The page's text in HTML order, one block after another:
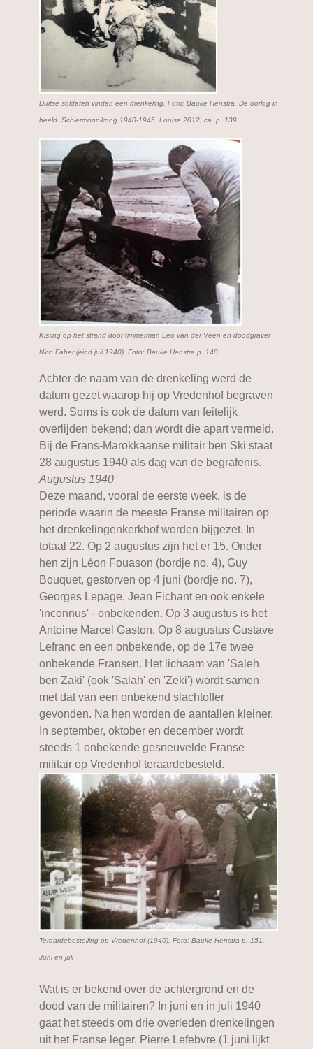
Duitse soldaten vinden een drenkeling. Foto: Bauke Henstra, De oorlog in
beeld. Schiermonnikoog 1940-1945. Louise 2012, ca. p. 139
Kisting op het strand door timmerman Leo van der Veen en doodgraver
Nico Faber (eind juli 1940). Foto: Bauke Henstra p. 140
Achter de naam van de drenkeling werd de
datum gezet waarop hij op Vredenhof begraven
werd. Soms is ook de datum van feitelijk
overlijden bekend; dan wordt die apart vermeld.
Bij de Frans-Marokkaanse militair ben Ski staat
28 augustus 1940 als dag van de begrafenis.
Augustus 1940
Deze maand, vooral de eerste week, is de
periode waarin de meeste Franse militairen op
het drenkelingenkerkhof worden bijgezet. In
totaal 22. Op 2 augustus zijn het er 15. Onder
hen zijn Léon Fouason (bordje no. 4), Guy
Bouquet, gestorven op 4 juni (bordje no. 7),
Georges Lepage, Jean Fichant en ook enkele
'inconnus' - onbekenden. Op 3 augustus is het
Antoine Marcel Gaston. Op 8 augustus Gustave
Lefranc en een onbekende, op de 17e twee
onbekende Fransen. Het lichaam van 'Saleh
ben Zaki' (ook 'Salah' en 'Zeki') wordt samen
met dat van een onbekend slachtoffer
gevonden. Na hen worden de aantallen kleiner.
In september, oktober en december wordt
steeds 1 onbekende gesneuvelde Franse
militair op Vredenhof teraardebesteld.
Teraardebestelling op Vredenhof (1940). Foto: Bauke Henstra p. 151,
Juni en juli
Wat is er bekend over de achtergrond en de
dood van de militairen? In juni en in juli 1940
gaat het steeds om drie overleden drenkelingen
uit het Franse leger. Pierre Lefebvre (1 juni lijkt